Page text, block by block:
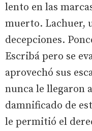
lento en las
muerto. Lachuer,
decepciones.
Escribá pero se
aprovechó sus
nunca le llegaron
damnificado de
le permitió el